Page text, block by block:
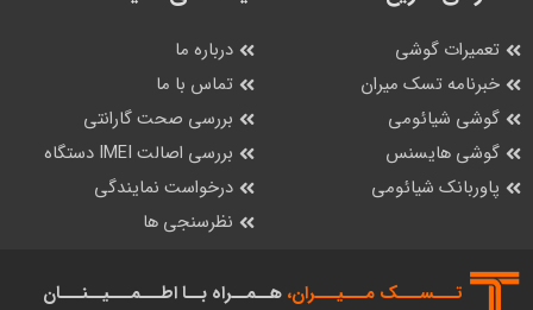
تعمیرات گوشی
خبرنامه تسک میران
گوشی شیائومی
گوشی هایسنس
پاوربانک شیائومی
درباره ما
تماس با ما
بررسی صحت گارانتی
بررسی اصالت IMEI دستگاه
درخواست نمایندگی
نظرسنجی ها
تـــســـک‌ مـــیـــران، هــمــراه بــا اطـــمـــیــنـــان